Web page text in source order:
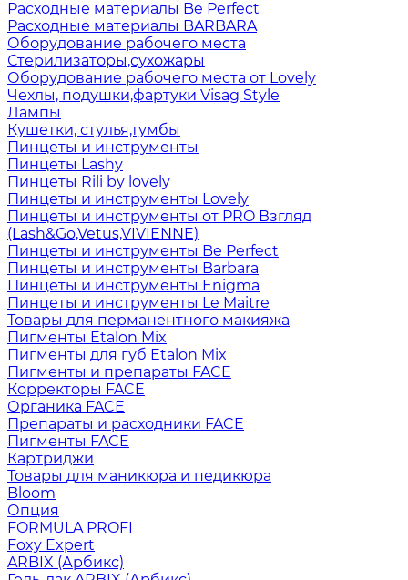
Расходные материалы Be Perfect
Расходные материалы BARBARA
Оборудование рабочего места
Стерилизаторы,сухожары
Оборудование рабочего места от Lovely
Чехлы, подушки,фартуки Visag Style
Лампы
Кушетки, стулья,тумбы
Пинцеты и инструменты
Пинцеты Lashy
Пинцеты Rili by lovely
Пинцеты и инструменты Lovely
Пинцеты и инструменты от PRO Взгляд
(Lash&Go,Vetus,VIVIENNE)
Пинцеты и инструменты Be Perfect
Пинцеты и инструменты Barbara
Пинцеты и инструменты Enigma
Пинцеты и инструменты Le Maitre
Товары для перманентного макияжа
Пигменты Etalon Mix
Пигменты для губ Etalon Mix
Пигменты и препараты FACE
Корректоры FACE
Органика FACE
Препараты и расходники FACE
Пигменты FACE
Картриджи
Товары для маникюра и педикюра
Bloom
Опция
FORMULA PROFI
Foxy Expert
ARBIX (Арбикс)